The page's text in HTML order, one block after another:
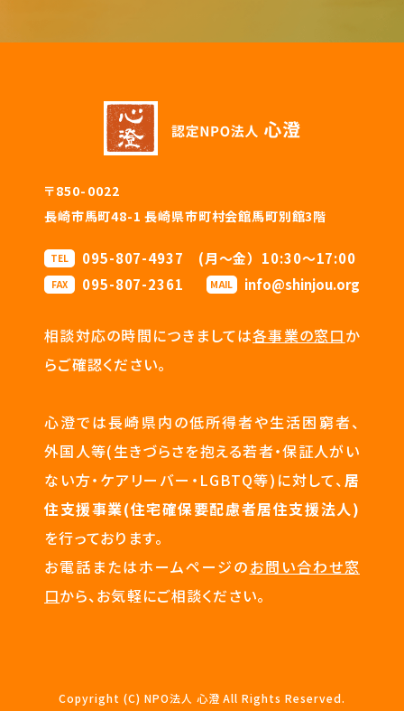
〒850-0022
長崎市馬町48-1 長崎県市町村会館馬町別館3階
TEL 095-807-4937 (月〜金）10:30〜17:00
FAX 095-807-2361 MAIL info@shinjou.org
相談対応の時間につきましては各事業の窓口か
らご確認ください。
心澄では長崎県内の低所得者や生活困窮者、
外国人等(生きづらさを抱える若者・保証人がい
ない方・ケアリーバー・LGBTQ等)に対して、居
住支援事業(住宅確保要配慮者居住支援法人)
を行っております。
お電話またはホームページのお問い合わせ窓
口から、お気軽にご相談ください。
Copyright (C) NPO法人 心澄 All Rights Reserved.